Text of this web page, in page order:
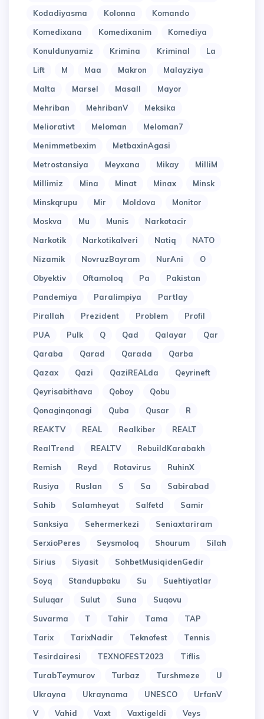
Kodadiyasma
Kolonna
Komando
Komedixana
Komedixanim
Komediya
Konuldunyamiz
Krimina Kriminal
La
Lift
M Maa Makron
Malayziya
Malta
Marsel Masall
Mayor
Mehriban
MehribanV
Meksika
Meliorativt
Meloman
Meloman7
Menimmetbexim
MetbaxinAgasi
Metrostansiya
Meyxana Mikay
MilliM
Millimiz
Mina Minat Minax
Minsk
Minskqrupu
Mir Moldova
Monitor
Moskva
Mu Munis
Narkotacir
Narkotik
Narkotikalveri Natiq
NATO
Nizamik
NovruzBayram NurAni
O
Obyektiv
Oftamoloq Pa
Pakistan
Pandemiya
Paralimpiya
Partlay
Pirallah
Prezident Problem
Profil
PUA
Pulk Q Qad Qalayar
Qar
Qaraba
Qarad Qarada
Qarba
Qazax
Qazi QaziREALda
Qeyrineft
Qeyrisabithava
Qoboy
Qobu
Qonaginqonagi
Quba Qusar
R
REAKTV
REAL Realkiber
REALT
RealTrend
REALTV
RebuildKarabakh
Remish
Reyd Rotavirus
RuhinX
Rusiya
Ruslan S Sa
Sabirabad
Sahib
Salamheyat Salfetd
Samir
Sanksiya
Sehermerkezi
Seniaxtariram
SerxioPeres
Seysmoloq Shourum
Silah
Sirius
Siyasit
SohbetMusiqidenGedir
Soyq
Standupbaku Su
Suehtiyatlar
Suluqar
Sulut Suna
Suqovu
Suvarma
T Tahir Tama
TAP
Tarix
TarixNadir Teknofest
Tennis
Tesirdairesi
TEXNOFEST2023
Tiflis
TurabTeymurov
Turbaz Turshmeze
U
Ukrayna
Ukraynama UNESCO
UrfanV
V
Vahid Vaxt Vaxtigeldi
Veys